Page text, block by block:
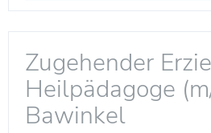
Zugehender
Heilpädagoge
Bawinkel